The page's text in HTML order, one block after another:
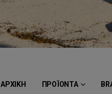
ΑΡΧΙΚΗ ΠΡΟΪΟΝΤΑ